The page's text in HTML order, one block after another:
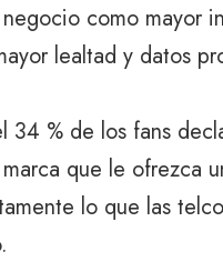
como mayor
lealtad y datos
% de los fans
que le ofrezca
lo que las